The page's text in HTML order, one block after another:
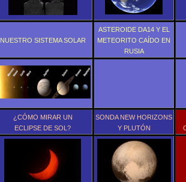
NUESTRO SISTEMA SOLAR
ASTEROIDE DA14 Y EL
METEORITO CAÍDO EN
RUSIA
¿CÓMO MIRAR UN
ECLIPSE DE SOL?
SONDA NEW HORIZONS
Y PLUTÓN